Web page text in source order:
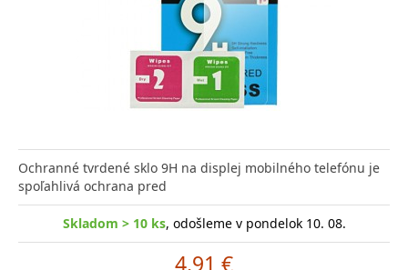
Ochranné tvrdené sklo 9H na displej mobilného telefónu je
spoľahlivá ochrana pred
Skladom > 10 ks, odošleme v pondelok 10. 08.
4.91 €